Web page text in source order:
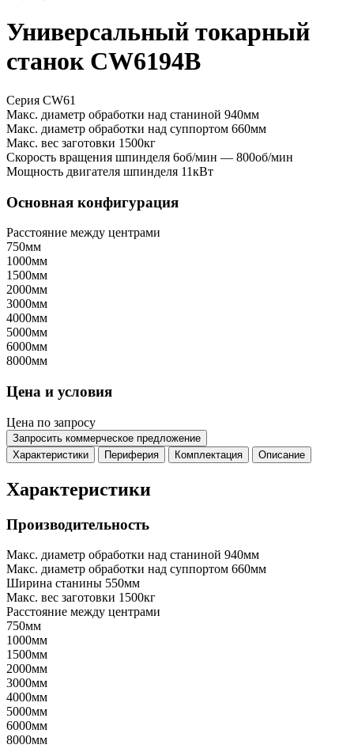
Универсальный токарный
станок CW6194B
Серия CW61
Макс. диаметр обработки над станиной 940мм
Макс. диаметр обработки над суппортом 660мм
Макс. вес заготовки 1500кг
Скорость вращения шпинделя 6об/мин — 800об/мин
Мощность двигателя шпинделя 11кВт
Основная конфигурация
Расстояние между центрами
750мм
1000мм
1500мм
2000мм
3000мм
4000мм
5000мм
6000мм
8000мм
Цена и условия
Цена по запросу
Запросить коммерческое предложение
Характеристики
Периферия Комплектация Описание
Характеристики
Производительность
Макс. диаметр обработки над станиной 940мм
Макс. диаметр обработки над суппортом 660мм
Ширина станины 550мм
Макс. вес заготовки 1500кг
Расстояние между центрами
750мм
1000мм
1500мм
2000мм
3000мм
4000мм
5000мм
6000мм
8000мм